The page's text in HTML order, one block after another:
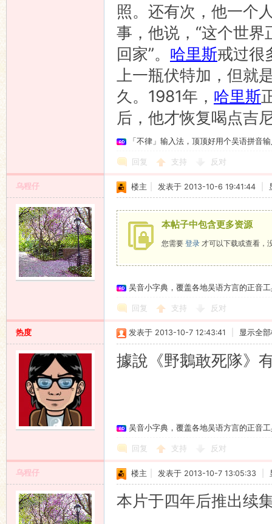
照。还有次，他一个
事，他说，“这个世
回家”。 哈里斯戒过很
上一瓶伏特加，但就
久。1981年， 哈里斯
后，他才恢复喝点吉
「不律」输入法，顶顶好用个吴语拼音
回复 支持 反对
乌程仔 楼主 发表于 2013-10-6 19:41:44
本帖子中包含更多资源
您需要 登录 才可以下载或查看，
吴音小字典，覆盖各地吴语方言的正音
回复 支持 反对
热度 发表于 2013-10-7 12:43:41 显示全
據說《野鵝敢死隊》
吴音小字典，覆盖各地吴语方言的正音
回复 支持 反对
乌程仔 楼主 发表于 2013-10-7 13:05:33
本片于四年后推出续